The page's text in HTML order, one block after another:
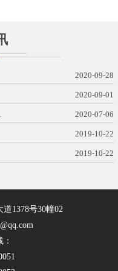
2020-09-28
2020-09-01
2020-07-06
2019-10-22
2019-10-22
1378号30幢02